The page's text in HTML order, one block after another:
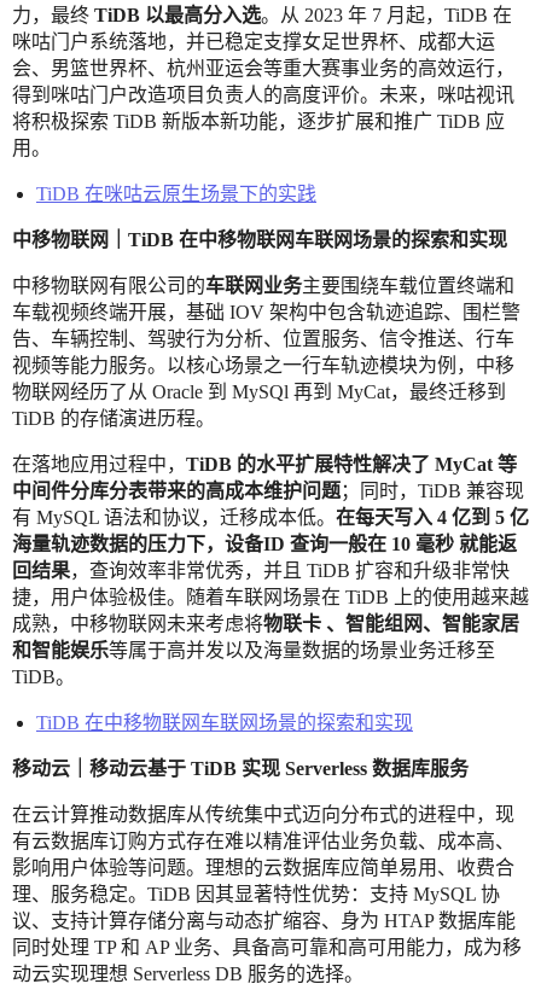
力，最终 TiDB 以最高分入选。从 2023 年 7 月起，TiDB 在
咪咕门户系统落地，并已稳定支撑女足世界杯、成都大运
会、男篮世界杯、杭州亚运会等重大赛事业务的高效运行，
得到咪咕门户改造项目负责人的高度评价。未来，咪咕视讯
将积极探索 TiDB 新版本新功能，逐步扩展和推广 TiDB 应
用。
TiDB 在咪咕云原生场景下的实践
中移物联网｜TiDB 在中移物联网车联网场景的探索和实现
中移物联网有限公司的车联网业务主要围绕车载位置终端和
车载视频终端开展，基础 IOV 架构中包含轨迹追踪、围栏警
告、车辆控制、驾驶行为分析、位置服务、信令推送、行车
视频等能力服务。以核心场景之一行车轨迹模块为例，中移
物联网经历了从 Oracle 到 MySQl 再到 MyCat，最终迁移到
TiDB 的存储演进历程。
在落地应用过程中， TiDB 的水平扩展特性解决了 MyCat 等
中间件分库分表带来的高成本维护问题；同时，TiDB 兼容现
有 MySQL 语法和协议，迁移成本低。 在每天写入 4 亿到 5 亿
海量轨迹数据的压力下，设备ID 查询一般在 10 毫秒 就能返
回结果，查询效率非常优秀，并且 TiDB 扩容和升级非常快
捷，用户体验极佳。随着车联网场景在 TiDB 上的使用越来越
成熟，中移物联网未来考虑将物联卡 、智能组网、智能家居
和智能娱乐等属于高并发以及海量数据的场景业务迁移至
TiDB。
TiDB 在中移物联网车联网场景的探索和实现
移动云｜移动云基于 TiDB 实现 Serverless 数据库服务
在云计算推动数据库从传统集中式迈向分布式的进程中，现
有云数据库订购方式存在难以精准评估业务负载、成本高、
影响用户体验等问题。理想的云数据库应简单易用、收费合
理、服务稳定。TiDB 因其显著特性优势：支持 MySQL 协
议、支持计算存储分离与动态扩缩容、身为 HTAP 数据库能
同时处理 TP 和 AP 业务、具备高可靠和高可用能力，成为移
动云实现理想 Serverless DB 服务的选择。